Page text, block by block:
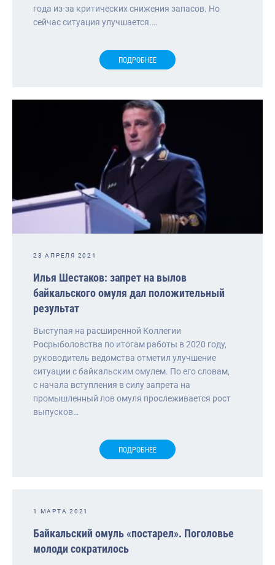
года из-за критических снижения запасов. Но
сейчас ситуация улучшается.…
ПОДРОБНЕЕ
23 АПРЕЛЯ 2021
Илья Шестаков: запрет на вылов
байкальского омуля дал положительный
результат
Выступая на расширенной Коллегии
Росрыболовства по итогам работы в 2020 году,
руководитель ведомства отметил улучшение
ситуации с байкальским омулем. По его словам,
с начала вступления в силу запрета на
промышленный лов омуля прослеживается рост
выпусков…
ПОДРОБНЕЕ
1 МАРТА 2021
Байкальский омуль «постарел». Поголовье
молоди сократилось